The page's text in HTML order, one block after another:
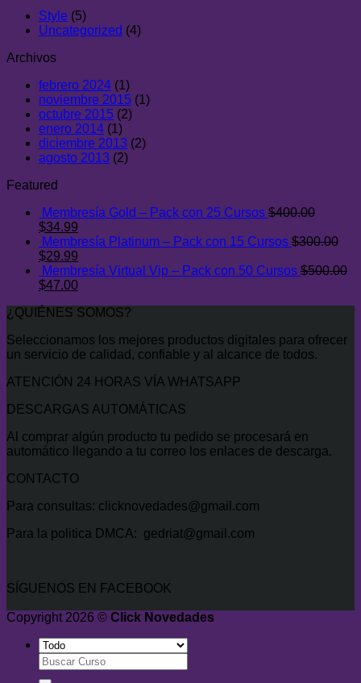
Style (5)
Uncategorized (4)
Archivos
febrero 2024 (1)
noviembre 2015 (1)
octubre 2015 (2)
enero 2014 (1)
diciembre 2013 (2)
agosto 2013 (2)
Featured
Membresía Gold – Pack con 25 Cursos $400.00
El
precio
original
era:
$400.00.
$34.99
precio
es:
$34.99.
Membresía Platinum – Pack con 15 Cursos $300.00
El
precio
original
$300.00.
$29.99
precio
actual
$29.99.
Membresía Virtual Vip – Pack con 50 Cursos $500.00
El
original
$500.00.
$47.00El
actual
$47.00.
¿QUIÉNES SOMOS?
Seleccionamos los mejores productos digitales para ofrecer
un servicio de calidad, confiable y al alcance de todos.
ATENCIÓN 24 HORAS VÍA WHATSAPP
DESCARGAS AUTOMÁTICAS
Al comprar algún producto tu pedido se procesará en
automático llegando a tu correo los enlaces de descarga.
CONTACTO
Para consultas: clicknovedades@gmail.com
Para la politica DMCA: gedriat@gmail.com
SÍGUENOS EN FACEBOOK
Copyright 2026 © Click Novedades
Buscar
por: